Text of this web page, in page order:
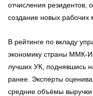
отчисления резидентов,
создание новых рабочих
В рейтинге по вкладу
экономику страны
лучших УК, поднявшись
ранее. Эксперты
средние объёмы